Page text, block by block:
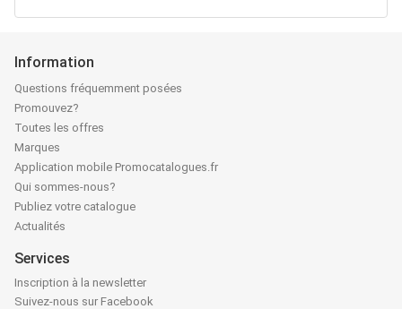
Information
Questions fréquemment posées
Promouvez?
Toutes les offres
Marques
Application mobile Promocatalogues.fr
Qui sommes-nous?
Publiez votre catalogue
Actualités
Services
Inscription à la newsletter
Suivez-nous sur Facebook